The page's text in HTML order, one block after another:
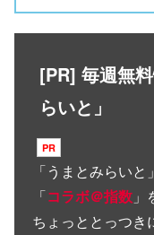
[PR] 毎週無
らいと」
「うまとみらいと
「コラボ＠指数
ちょっととっつき